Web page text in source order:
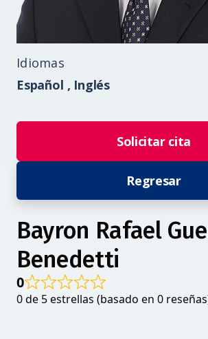
Idiomas
Español , Inglés
Solicitar cita
Regresar
Bayron Rafael
Benedetti
0
0 de 5 estrellas (basado en 0